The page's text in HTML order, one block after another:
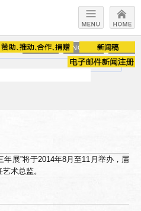
年展”将于2014年8月至11月举办，届
术总监。